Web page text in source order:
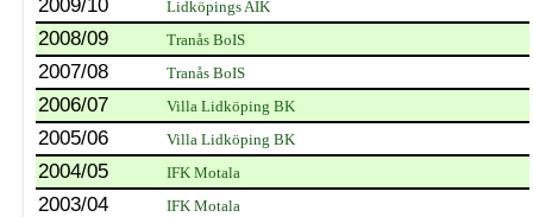
2009/10 Lidköpings AIK
2008/09 Tranås BoIS
2007/08 Tranås BoIS
2006/07 Villa Lidköping BK
2005/06 Villa Lidköping BK
2004/05 IFK Motala
2003/04 IFK Motala